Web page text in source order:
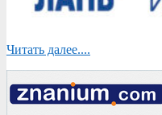
Читать далее....